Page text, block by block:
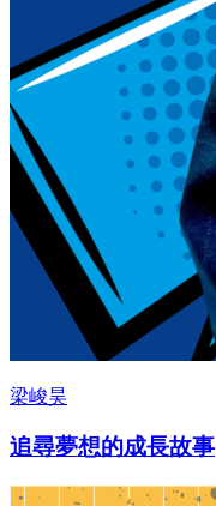
梁峻昊
追尋夢想的成長故事